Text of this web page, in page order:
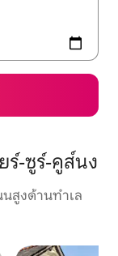
ร์-ซูร์-คูส์นง
สูงด้านทำเล